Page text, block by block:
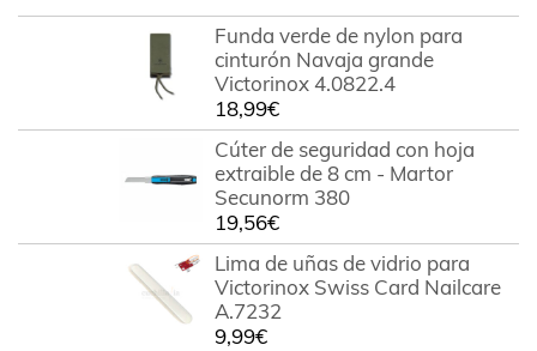
Funda verde de nylon para
cinturón Navaja grande
Victorinox 4.0822.4
18,99€
Cúter de seguridad con hoja
extraible de 8 cm - Martor
Secunorm 380
19,56€
Lima de uñas de vidrio para
Victorinox Swiss Card Nailcare
A.7232
9,99€